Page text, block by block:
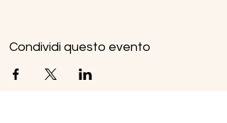
Condividi questo evento